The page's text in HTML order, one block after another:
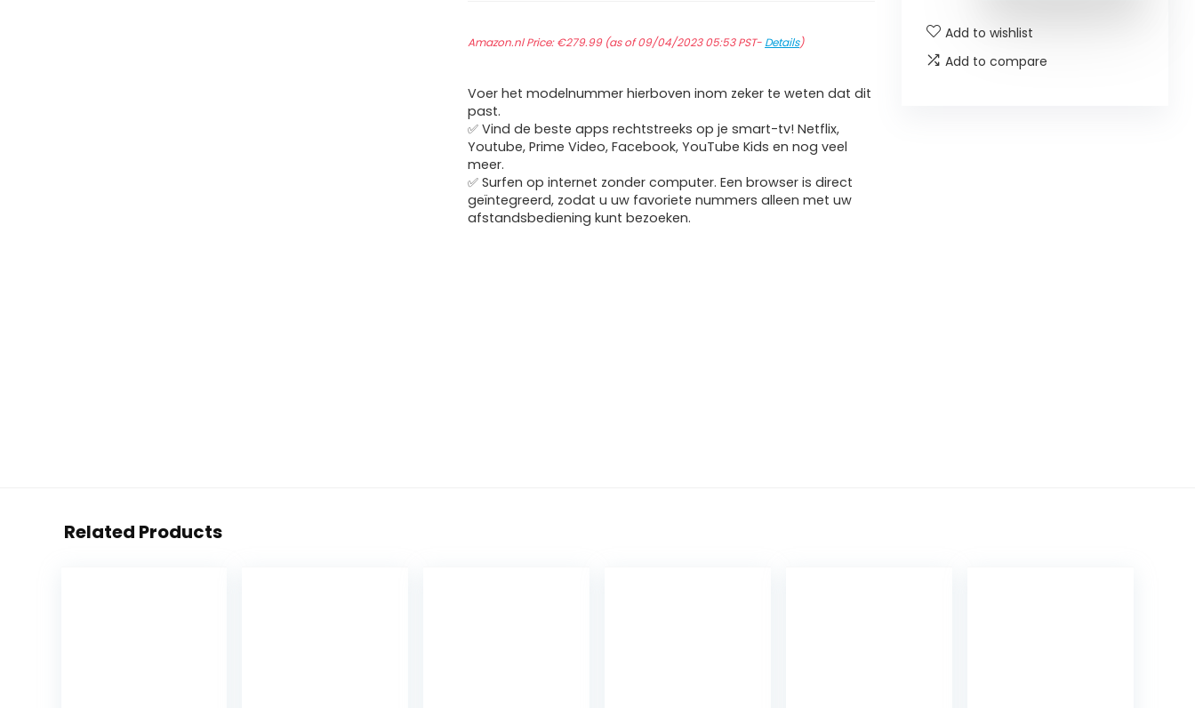
Amazon.nl Price:€279.99(as of 09/04/2023 05:53 PST- Details)
Voer het modelnummer hierboven inom zeker te weten dat dit
past.
✅ Vind de beste apps rechtstreeks op je smart-tv! Netflix,
Youtube, Prime Video, Facebook, YouTube Kids en nog veel
meer.
✅ Surfen op internet zonder computer. Een browser is direct
geïntegreerd, zodat u uw favoriete nummers alleen met uw
afstandsbediening kunt bezoeken.
Add to wishlist
Add to compare
Related Products